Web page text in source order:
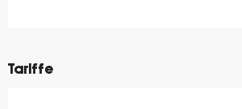
Tariffe